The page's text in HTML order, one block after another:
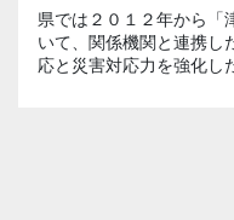
県では２０１２年から「
いて、関係機関と連携し
応と災害対応力を強化し